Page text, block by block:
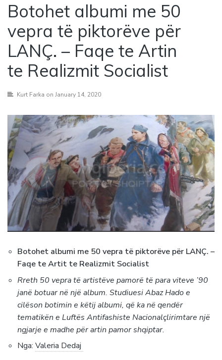
Botohet albumi me 50
vepra të piktorëve për
LANÇ. – Faqe te Artin
te Realizmit Socialist
Kurt Farka on January 14, 2020
Botohet albumi me 50 vepra të piktorëve për LANÇ. –
Faqe te Artit te Realizmit Socialist
Rreth 50 vepra të artistëve pamorë të para viteve ’90
janë botuar në një album. Studiuesi Abaz Hado e
cilëson botimin e këtij albumi, që ka në qendër
tematikën e Luftës Antifashiste Nacionalçlirimtare një
ngjarje e madhe për artin pamor shqiptar.
Nga: Valeria Dedaj